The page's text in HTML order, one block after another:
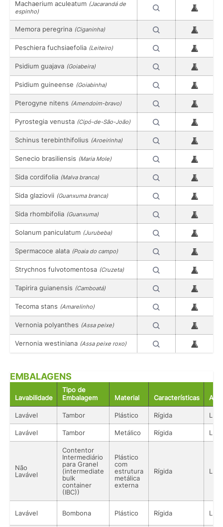
Machaerium aculeatum (Jacarandá de
espinho)
Memora peregrina (Ciganinha)
Peschiera fuchsiaefolia (Leiteiro)
Psidium guajava (Goiabeira)
Psidium guineense (Goiabinha)
Pterogyne nitens (Amendoim-bravo)
Pyrostegia venusta (Cipó-de-São-João)
Schinus terebinthifolius (Aroeirinha)
Senecio brasiliensis (Maria Mole)
Sida cordifolia (Malva branca)
Sida glaziovii (Guanxuma branca)
Sida rhombifolia (Guanxuma)
Solanum paniculatum (Jurubeba)
Spermacoce alata (Poaia do campo)
Strychnos fulvotomentosa (Cruzeta)
Tapirira guianensis (Camboatá)
Tecoma stans (Amarelinho)
Vernonia polyanthes (Assa peixe)
Vernonia westiniana (Assa peixe roxo)
EMBALAGENS
Lavabilidade
Tipo de
Embalagem
Material Características
Lavável Tambor Plástico Rígida
Lavável Tambor Metálico Rígida
Não
Lavável
Contentor
Intermediário
para Granel
(intermediate
bulk
container
(IBC))
Plástico
com
estrutura
metálica
externa
Rígida
Lavável Bombona Plástico Rígida